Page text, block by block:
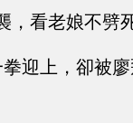
，看老娘不劈
迎上，卻被